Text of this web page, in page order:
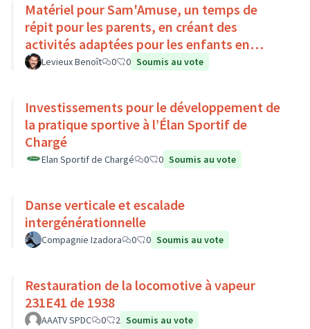
Matériel pour Sam'Amuse, un temps de
répit pour les parents, en créant des
activités adaptées pour les enfants en
situation de handicap
Levieux Benoît 0 0 Soumis au vote
Investissements pour le développement de
la pratique sportive à l’Élan Sportif de
Chargé
Elan Sportif de Chargé 0 0 Soumis au vote
Danse verticale et escalade
intergénérationnelle
Compagnie Izadora 0 0 Soumis au vote
Restauration de la locomotive à vapeur
231E41 de 1938
AAATV SPDC 0 2 Soumis au vote